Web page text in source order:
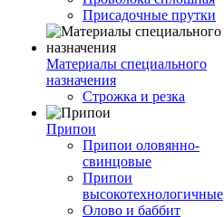
Присадочные прутки
Материалы специального
назначения
Строжка и резка
Припои
Припои оловянно-
свинцовые
Припои
высокотехнологичные
Олово и баббит